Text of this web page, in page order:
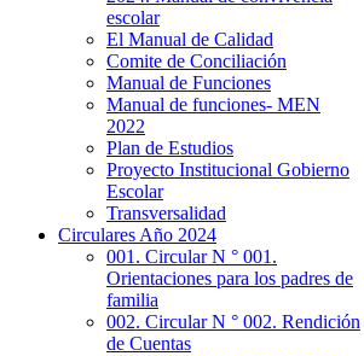
escolar
El Manual de Calidad
Comite de Conciliación
Manual de Funciones
Manual de funciones- MEN
2022
Plan de Estudios
Proyecto Institucional Gobierno
Escolar
Transversalidad
Circulares Año 2024
001. Circular N ° 001.
Orientaciones para los padres de
familia
002. Circular N ° 002. Rendición
de Cuentas